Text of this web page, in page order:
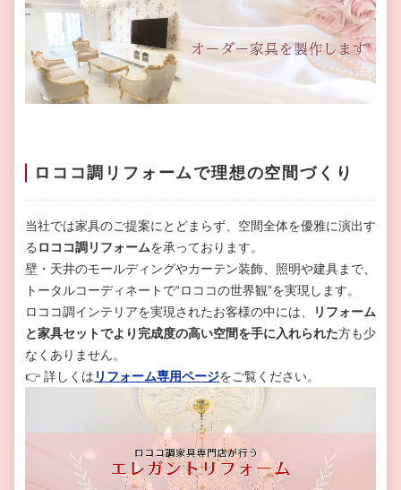
ロココ調リフォームで理想の空間づくり
当社では家具のご提案にとどまらず、空間全体を優雅に演出す
る ロココ調リフォームを承っております。
壁・天井のモールディングやカーテン装飾、照明や建具まで、
トータルコーディネートで“ロココの世界観”を実現します。
ロココ調インテリアを実現されたお客様の中には、
リフォーム
と家具セットでより完成度の高い空間を手に入れられた方も少
なくありません。
👉 詳しくは リフォーム専用ページをご覧ください。